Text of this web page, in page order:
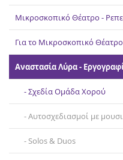
Μικροσκοπικό Θέατρο -
Για το Μικροσκοπικό Θέατρο
Αναστασία Λύρα -
Σχεδία Ομάδα Χορού
Αυτοσχεδιασμοί με
Solos & Duos